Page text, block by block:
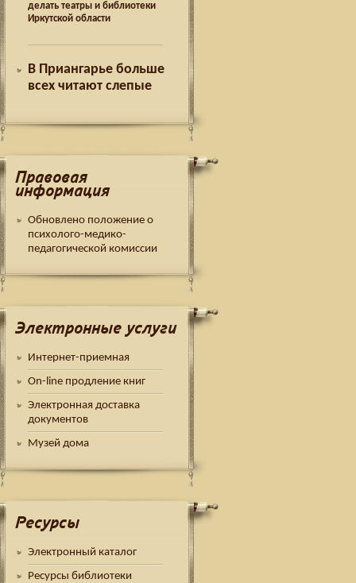
делать театры и библиотеки
Иркутской области
В Приангарье больше
всех читают слепые
Правовая
информация
Обновлено положение о
психолого-медико-
педагогической комиссии
Электронные услуги
Интернет-приемная
On-line продление книг
Электронная доставка
документов
Музей дома
Ресурсы
Электронный каталог
Ресурсы библиотеки